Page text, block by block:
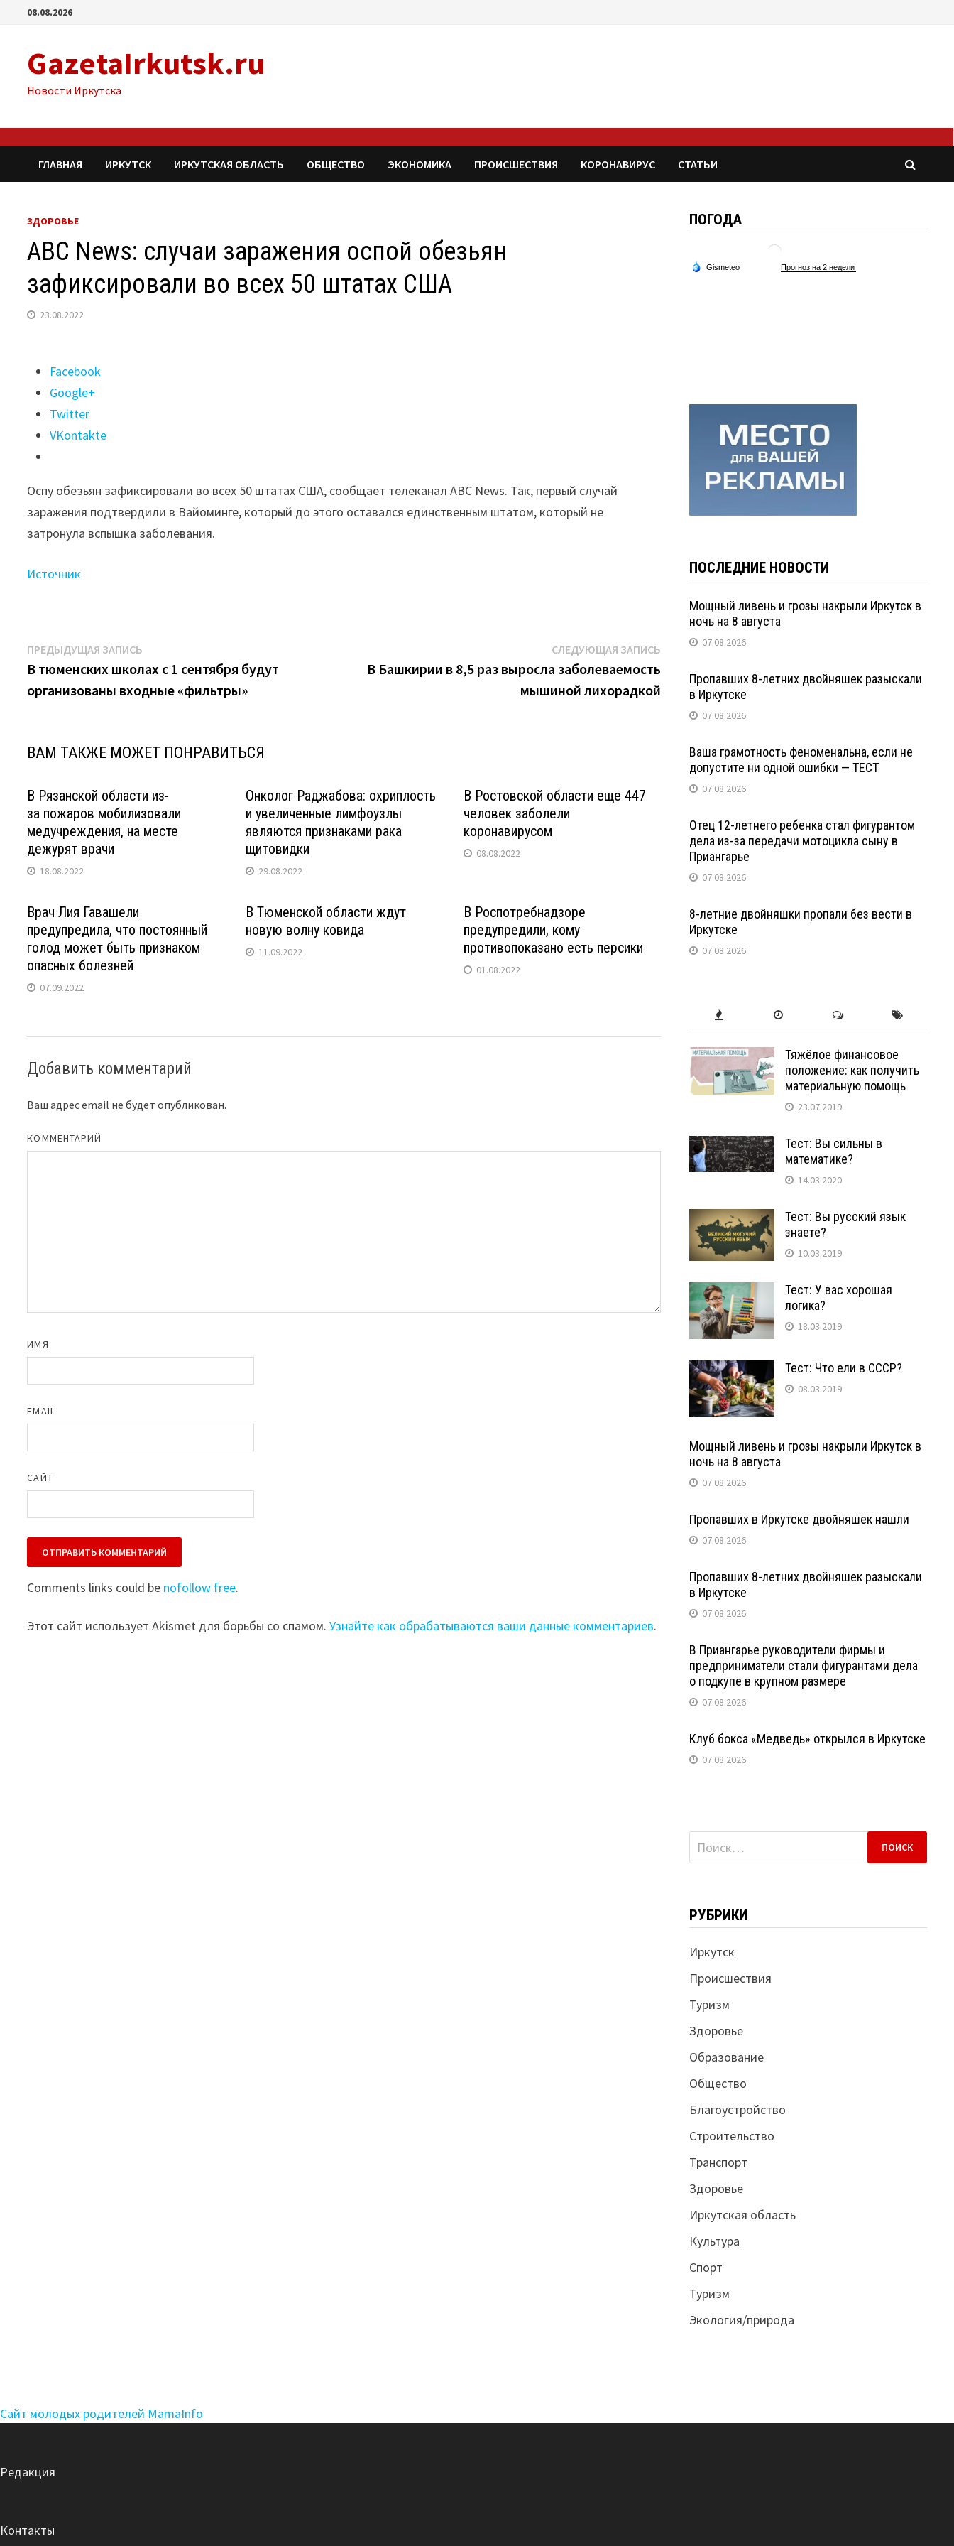
Перейти08.08.2026
GazetaIrkutsk.ru
Новости Иркутска
ГЛАВНАЯ ИРКУТСК ИРКУТСКАЯ ОБЛАСТЬ ОБЩЕСТВО ЭКОНОМИКА ПРОИСШЕСТВИЯ КОРОНАВИРУС СТАТЬИ
ЗДОРОВЬЕ
ABC News: случаи заражения оспой обезьян
зафиксировали во всех 50 штатах США
23.08.2022
Поделиться
"ABC
News:
случаи
заражения
обезьян
зафиксировали
во
50
Facebook
Google+
Twitter
VKontakte
Оспу обезьян зафиксировали во всех 50 штатах США, сообщает телеканал ABC News. Так, первый случай
заражения подтвердили в Вайоминге, который до этого оставался единственным штатом, который не
затронула вспышка заболевания.
Источник
Навигация
по
записям
ПРЕДЫДУЩАЯ ЗАПИСЬ
запись:
В тюменских школах с 1 сентября будут
организованы входные «фильтры»
СЛЕДУЮЩАЯ ЗАПИСЬСледующая
запись:
В Башкирии в 8,5 раз выросла заболеваемость
мышиной лихорадкой
ВАМ ТАКЖЕ МОЖЕТ ПОНРАВИТЬСЯ
В Рязанской области из-
за пожаров мобилизовали
медучреждения, на месте
дежурят врачи
18.08.2022
Онколог Раджабова: охриплость
и увеличенные лимфоузлы
являются признаками рака
щитовидки
29.08.2022
В Ростовской области еще 447
человек заболели
коронавирусом
08.08.2022
Врач Лия Гавашели
предупредила, что постоянный
голод может быть признаком
опасных болезней
07.09.2022
В Тюменской области ждут
новую волну ковида
11.09.2022
В Роспотребнадзоре
предупредили, кому
противопоказано есть персики
01.08.2022
Добавить комментарий
Ваш адрес email не будет опубликован.
КОММЕНТАРИЙ
ИМЯ
EMAIL
САЙТ
Comments links could be nofollow free.
Этот сайт использует Akismet для борьбы со спамом.Узнайте как обрабатываются ваши данные комментариев.
ПОГОДА
ПОСЛЕДНИЕ НОВОСТИ
Мощный ливень и грозы накрыли Иркутск в
ночь на 8 августа
07.08.2026
Пропавших 8-летних двойняшек разыскали
в Иркутске
07.08.2026
Ваша грамотность феноменальна, если не
допустите ни одной ошибки — ТЕСТ
07.08.2026
Отец 12-летнего ребенка стал фигурантом
дела из-за передачи мотоцикла сыну в
Приангарье
07.08.2026
8-летние двойняшки пропали без вести в
Иркутске
07.08.2026
Тяжёлое финансовое
положение: как получить
материальную помощь
23.07.2019
Тест: Вы сильны в
математике?
14.03.2020
Тест: Вы русский язык
знаете?
10.03.2019
Тест: У вас хорошая
логика?
18.03.2019
Тест: Что ели в СССР?
08.03.2019
Мощный ливень и грозы накрыли Иркутск в
ночь на 8 августа
07.08.2026
Пропавших в Иркутске двойняшек нашли
07.08.2026
Пропавших 8-летних двойняшек разыскали
в Иркутске
07.08.2026
В Приангарье руководители фирмы и
предприниматели стали фигурантами дела
о подкупе в крупном размере
07.08.2026
Клуб бокса «Медведь» открылся в Иркутске
07.08.2026
Найти:
РУБРИКИ
Иркутск
Происшествия
Туризм
Здоровье
Образование
Общество
Благоустройство
Строительство
Транспорт
Здоровье
Иркутская область
Культура
Спорт
Туризм
Экология/природа
Сайт молодых родителей MamaInfo
Редакция
Контакты